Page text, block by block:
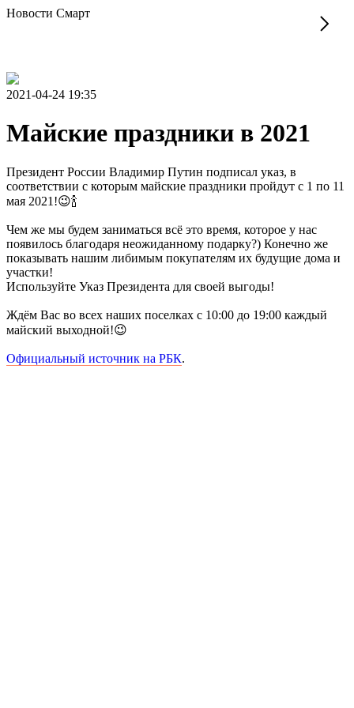
Новости Смарт
2021-04-24 19:35
Майские праздники в 2021
Президент России Владимир Путин подписал указ, в
соответствии с которым майские праздники пройдут с 1 по 11
мая 2021!😉🍾
Чем же мы будем заниматься всё это время, которое у нас
появилось благодаря неожиданному подарку?) Конечно же
показывать нашим либимым покупателям их будущие дома и
участки!
Используйте Указ Президента для своей выгоды!
Ждём Вас во всех наших поселках с 10:00 до 19:00 каждый
майский выходной!😉
Официальный источник на РБК.